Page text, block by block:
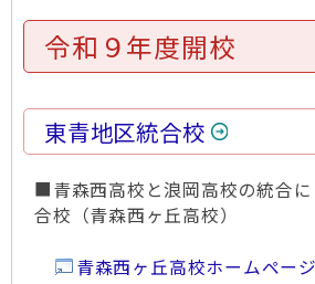
令和９年度開校
東青地区統合校
■青森西高校と浪岡高校の統合
合校（青森西ヶ丘高校）
青森西ヶ丘高校ホームペー